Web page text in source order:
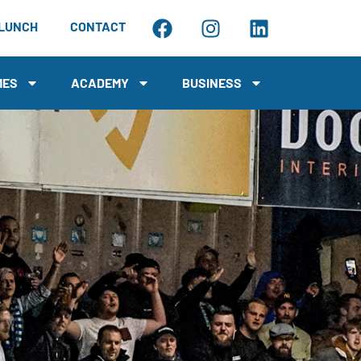
CONTACT
ACADEMY BUSINESS